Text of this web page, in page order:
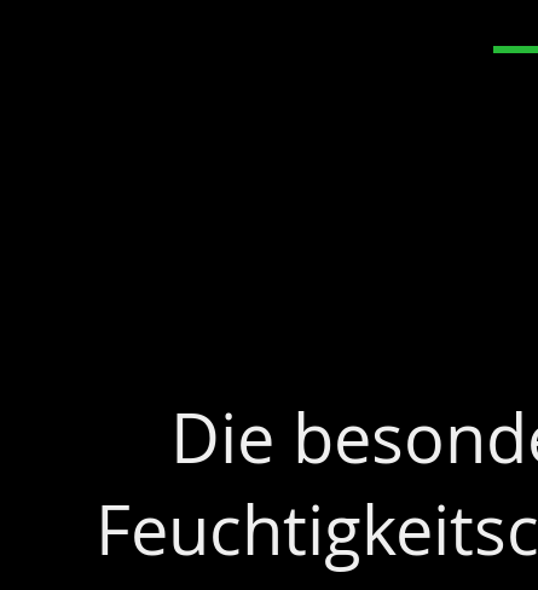
Die